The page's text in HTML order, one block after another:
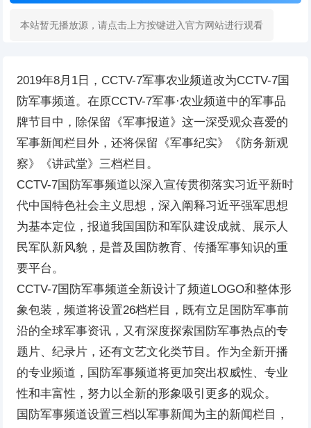
本站暂无播放源，请点击上方按键进入官方网站进行观看
2019年8月1日，CCTV-7军事农业频道改为CCTV-7国
防军事频道。在原CCTV-7军事·农业频道中的军事品
牌节目中，除保留《军事报道》这一深受观众喜爱的
军事新闻栏目外，还将保留《军事纪实》《防务新观
察》《讲武堂》三档栏目。
CCTV-7国防军事频道以深入宣传贯彻落实习近平新时
代中国特色社会主义思想，深入阐释习近平强军思想
为基本定位，报道我国国防和军队建设成就、展示人
民军队新风貌，是普及国防教育、传播军事知识的重
要平台。
CCTV-7国防军事频道全新设计了频道LOGO和整体形
象包装，频道将设置26档栏目，既有立足国防军事前
沿的全球军事资讯，又有深度探索国防军事热点的专
题片、纪录片，还有文艺文化类节目。作为全新开播
的专业频道，国防军事频道将更加突出权威性、专业
性和丰富性，努力以全新的形象吸引更多的观众。
国防军事频道设置三档以军事新闻为主的新闻栏目，